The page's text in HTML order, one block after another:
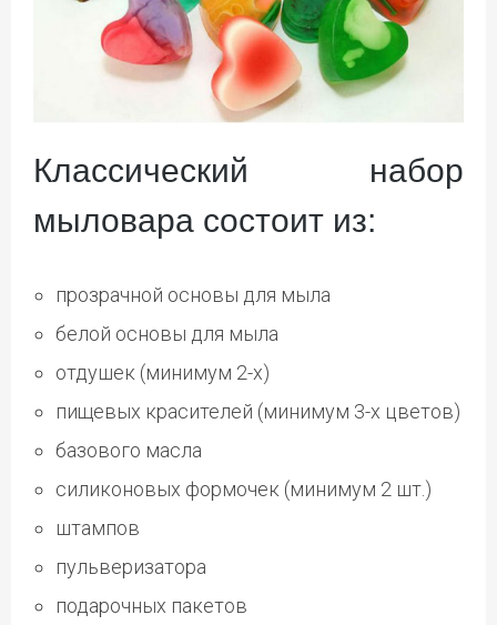
Классический набор
мыловара состоит из:
прозрачной основы для мыла
белой основы для мыла
отдушек (минимум 2-х)
пищевых красителей (минимум 3-х цветов)
базового масла
силиконовых формочек (минимум 2 шт.)
штампов
пульверизатора
подарочных пакетов